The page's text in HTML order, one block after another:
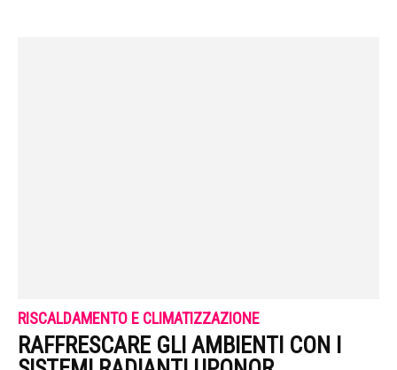
RISCALDAMENTO E CLIMATIZZAZIONE
RAFFRESCARE GLI AMBIENTI CON I